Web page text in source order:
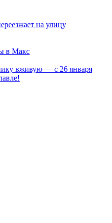
на улицу
в Макс
вживую — с 26 января